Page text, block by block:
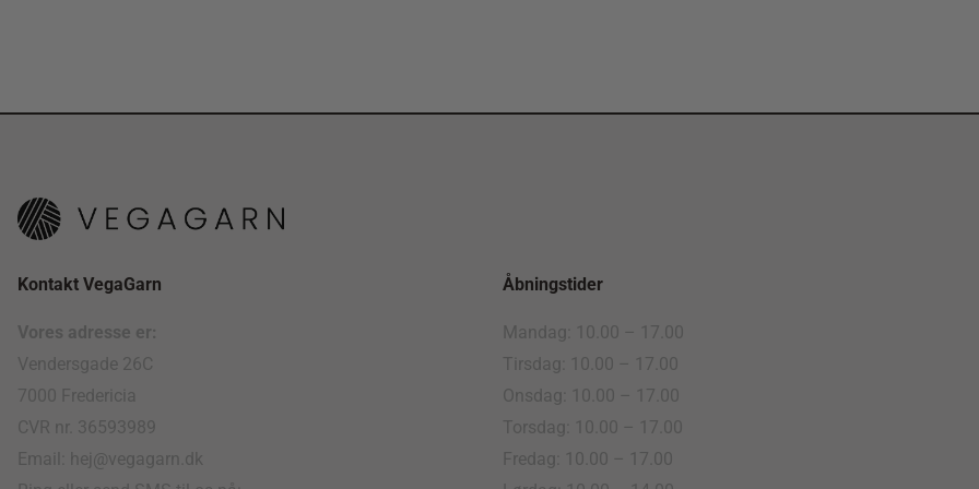
Kontakt VegaGarn
Vores adresse er:
Vendersgade 26C
7000 Fredericia
CVR nr. 36593989
Email: hej@vegagarn.dk
Åbningstider
Mandag: 10.00 – 17.00
Tirsdag: 10.00 – 17.00
Onsdag: 10.00 – 17.00
Torsdag: 10.00 – 17.00
Fredag: 10.00 – 17.00